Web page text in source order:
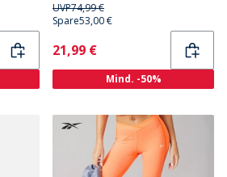
UVP74,99 €
Spare53,00 €
Current
21,99 €
Mind. -50%